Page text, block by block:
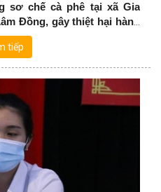
sơ chế cà phê tại xã Gia
Đồng, gây thiệt hại hàng
tiếp